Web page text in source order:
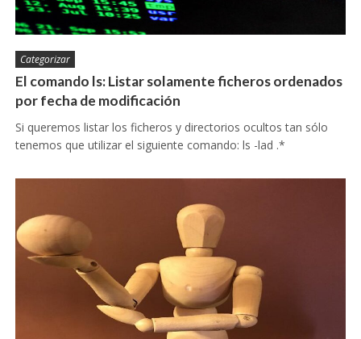
Categorizar
El comando ls: Listar solamente ficheros ordenados
por fecha de modificación
Si queremos listar los ficheros y directorios ocultos tan sólo
tenemos que utilizar el siguiente comando: ls -lad .*